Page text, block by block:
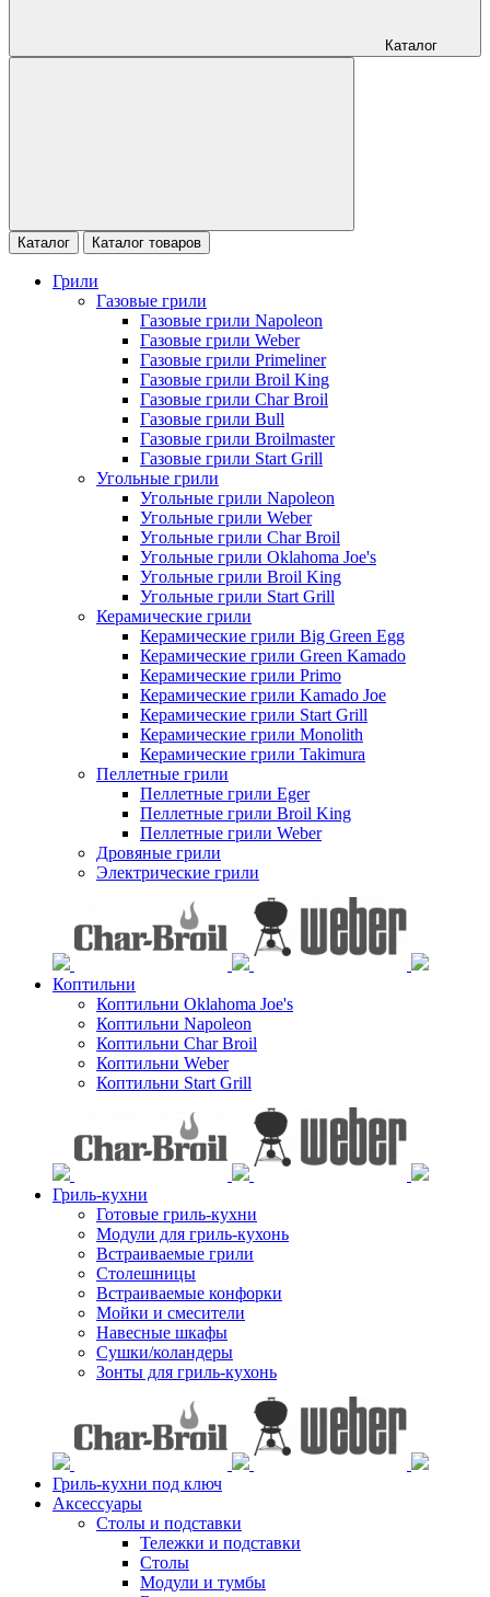
Каталог
Каталог Каталог товаров
Грили
Газовые грили
Газовые грили Napoleon
Газовые грили Weber
Газовые грили Primeliner
Газовые грили Broil King
Газовые грили Char Broil
Газовые грили Bull
Газовые грили Broilmaster
Газовые грили Start Grill
Угольные грили
Угольные грили Napoleon
Угольные грили Weber
Угольные грили Char Broil
Угольные грили Oklahoma Joe's
Угольные грили Broil King
Угольные грили Start Grill
Керамические грили
Керамические грили Big Green Egg
Керамические грили Green Kamado
Керамические грили Primo
Керамические грили Kamado Joe
Керамические грили Start Grill
Керамические грили Monolith
Керамические грили Takimura
Пеллетные грили
Пеллетные грили Eger
Пеллетные грили Broil King
Пеллетные грили Weber
Дровяные грили
Электрические грили
Коптильни
Коптильни Oklahoma Joe's
Коптильни Napoleon
Коптильни Char Broil
Коптильни Weber
Коптильни Start Grill
Гриль-кухни
Готовые гриль-кухни
Модули для гриль-кухонь
Встраиваемые грили
Столешницы
Встраиваемые конфорки
Мойки и смесители
Навесные шкафы
Сушки/коландеры
Зонты для гриль-кухонь
Гриль-кухни под ключ
Аксессуары
Столы и подставки
Тележки и подставки
Столы
Модули и тумбы